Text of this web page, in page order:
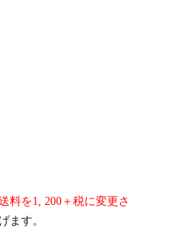
料を1, 200＋税に変更さ
ます。